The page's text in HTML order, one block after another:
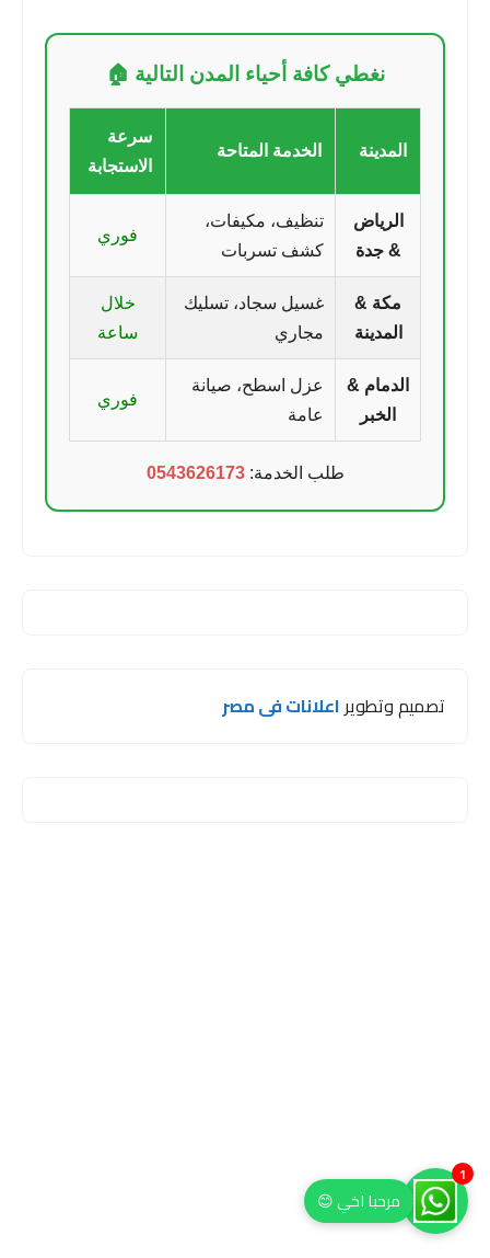
نغطي كافة أحياء المدن التالية 🏠
المدينة الخدمة المتاحة
سرعة
الاستجابة
الرياض
& جدة
تنظيف، مكيفات،
كشف تسربات
فوري
مكة &
المدينة
غسيل سجاد، تسليك
مجاري
خلال
ساعة
الدمام &
الخبر
عزل اسطح، صيانة
عامة
فوري
طلب الخدمة:0543626173
تصميم وتطويراعلانات فى مصر